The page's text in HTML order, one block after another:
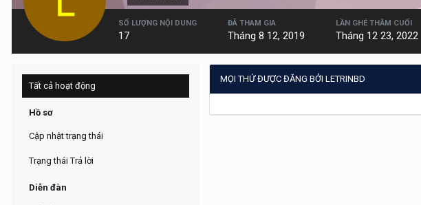
SỐ LƯỢNG NỘI DUNG
17
ĐÃ THAM GIA
Tháng 8 12, 2019
LẦN GHÉ THĂM CUỐI
Tháng 12 23, 2022
Tất cả hoạt động
Hồ sơ
Cập nhật trạng thái
Trạng thái Trả lời
Diễn đàn
MỌI THỨ ĐƯỢC ĐĂNG BỞI LETRINBD